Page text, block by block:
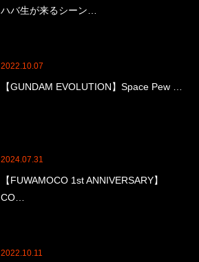
ハバ生が来るシーン…
2022.10.07
【GUNDAM EVOLUTION】Space Pew …
2024.07.31
【FUWAMOCO 1st ANNIVERSARY】
CO…
2022.10.11